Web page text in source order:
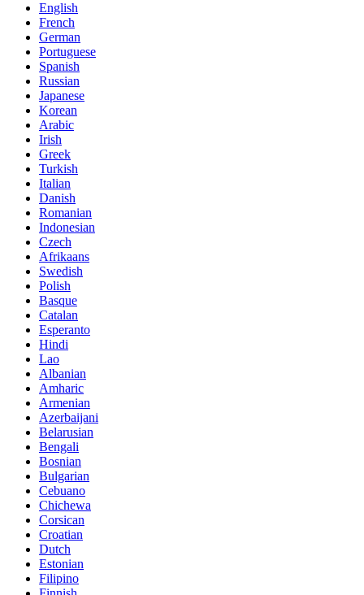
English
French
German
Portuguese
Spanish
Russian
Japanese
Korean
Arabic
Irish
Greek
Turkish
Italian
Danish
Romanian
Indonesian
Czech
Afrikaans
Swedish
Polish
Basque
Catalan
Esperanto
Hindi
Lao
Albanian
Amharic
Armenian
Azerbaijani
Belarusian
Bengali
Bosnian
Bulgarian
Cebuano
Chichewa
Corsican
Croatian
Dutch
Estonian
Filipino